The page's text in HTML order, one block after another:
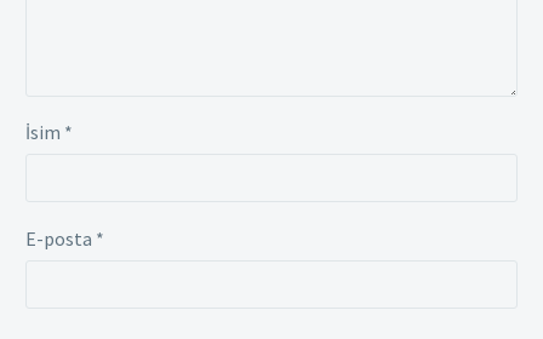
İsim *
E-posta *